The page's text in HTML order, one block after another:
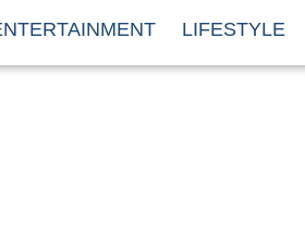
LIFESTYLE